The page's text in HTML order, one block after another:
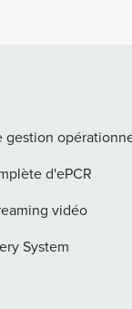
gestion
d'ePCR
vidéo
System